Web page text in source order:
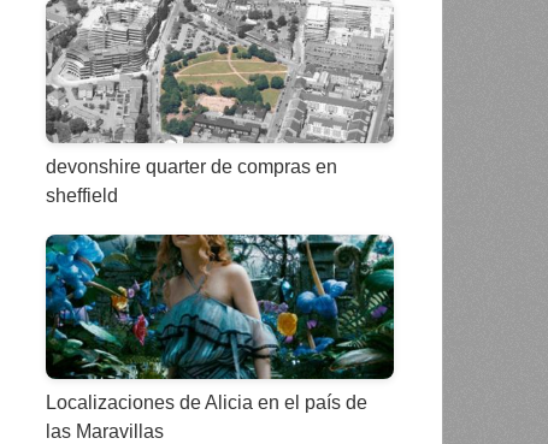
devonshire quarter de compras en
sheffield
Localizaciones de Alicia en el país de
las Maravillas